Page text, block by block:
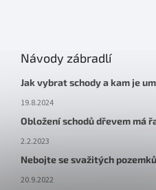
Návody zábradlí
Jak vybrat schody a kam je
19.8.2024
Obložení schodů dřevem má
2.2.2023
Nebojte se svažitých
20.9.2022